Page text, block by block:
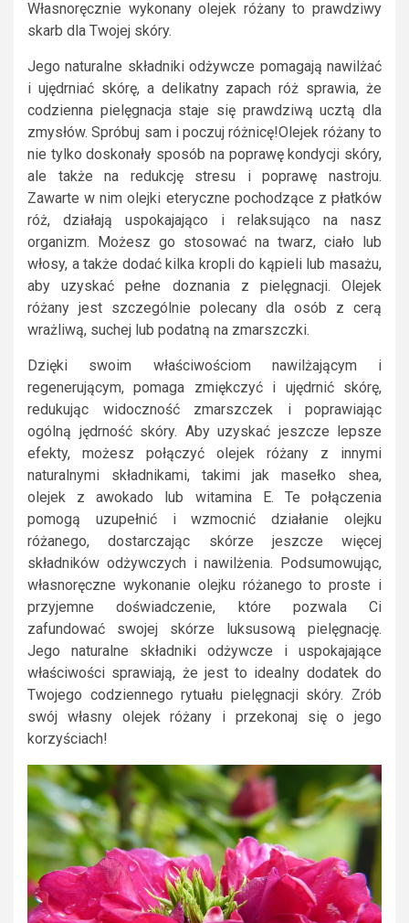
Własnoręcznie wykonany olejek różany to prawdziwy
skarb dla Twojej skóry.
Jego naturalne składniki odżywcze pomagają nawilżać
i ujędrniać skórę, a delikatny zapach róż sprawia, że
codzienna pielęgnacja staje się prawdziwą ucztą dla
zmysłów. Spróbuj sam i poczuj różnicę!Olejek różany to
nie tylko doskonały sposób na poprawę kondycji skóry,
ale także na redukcję stresu i poprawę nastroju.
Zawarte w nim olejki eteryczne pochodzące z płatków
róż, działają uspokajająco i relaksująco na nasz
organizm. Możesz go stosować na twarz, ciało lub
włosy, a także dodać kilka kropli do kąpieli lub masażu,
aby uzyskać pełne doznania z pielęgnacji. Olejek
różany jest szczególnie polecany dla osób z cerą
wrażliwą, suchej lub podatną na zmarszczki.
Dzięki swoim właściwościom nawilżającym i
regenerującym, pomaga zmiękczyć i ujędrnić skórę,
redukując widoczność zmarszczek i poprawiając
ogólną jędrność skóry. Aby uzyskać jeszcze lepsze
efekty, możesz połączyć olejek różany z innymi
naturalnymi składnikami, takimi jak masełko shea,
olejek z awokado lub witamina E. Te połączenia
pomogą uzupełnić i wzmocnić działanie olejku
różanego, dostarczając skórze jeszcze więcej
składników odżywczych i nawilżenia. Podsumowując,
własnoręczne wykonanie olejku różanego to proste i
przyjemne doświadczenie, które pozwala Ci
zafundować swojej skórze luksusową pielęgnację.
Jego naturalne składniki odżywcze i uspokajające
właściwości sprawiają, że jest to idealny dodatek do
Twojego codziennego rytuału pielęgnacji skóry. Zrób
swój własny olejek różany i przekonaj się o jego
korzyściach!